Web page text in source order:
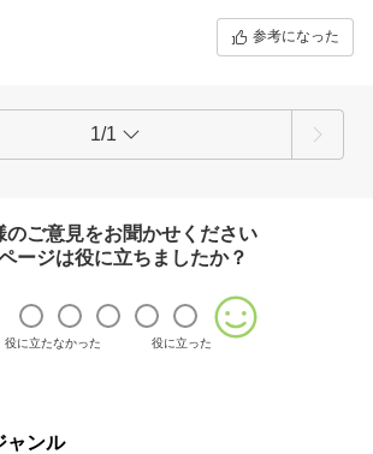
参考になった
1/1
のご意見をお聞かせください
ージは役に立ちましたか？
役に立たなかった 役に立った
ャンル